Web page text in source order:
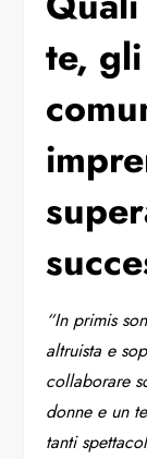
te,
“In primis
altruista e
collaborare
donne e un
tanti